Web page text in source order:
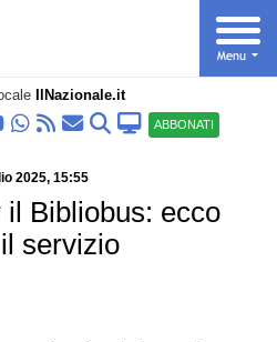
IlNazionale.it
ABBONATI
2025, 15:55
il Bibliobus: ecco
servizio